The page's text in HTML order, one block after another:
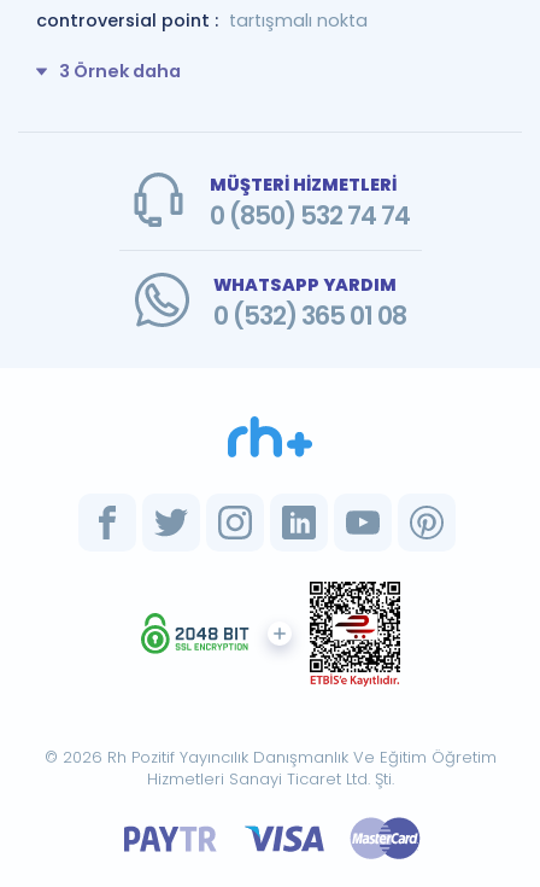
controversial point : tartışmalı nokta
3 Örnek daha
MÜŞTERİ HİZMETLERİ
0 (850) 532 74 74
WHATSAPP YARDIM
0 (532) 365 01 08
© 2026 Rh Pozitif Yayıncılık Danışmanlık Ve Eğitim Öğretim
Hizmetleri Sanayi Ticaret Ltd. Şti.